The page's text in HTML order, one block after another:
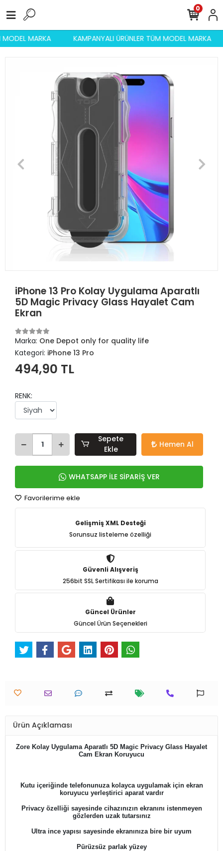
MODEL MARKA KAMPANYALI ÜRÜNLER TÜM MODEL MARKA
0
iPhone 13 Pro Kolay Uygulama Aparatlı
5D Magic Privacy Glass Hayalet Cam
Ekran
Marka: One Depot only for quality life
Kategori: iPhone 13 Pro
494,90 TL
RENK:
Sepete
Ekle
Hemen Al
WHATSAPP İLE SİPARİŞ VER
Favorilerime ekle
Gelişmiş XML Desteği
Sorunsuz listeleme özelliği
Güvenli Alışveriş
256bit SSL Sertifikası ile koruma
Güncel Ürünler
Güncel Ürün Seçenekleri
Ürün Açıklaması
Zore Kolay Uygulama Aparatlı 5D Magic Privacy Glass Hayalet
Cam Ekran Koruyucu
Kutu içeriğinde telefonunuza kolayca uygulamak için ekran
koruyucu yerleştirici aparat vardır
Privacy özelliği sayesinde cihazınızın ekranını istenmeyen
gözlerden uzak tutarsınız
Ultra ince yapısı sayesinde ekranınıza bire bir uyum
Pürüzsüz parlak yüzey